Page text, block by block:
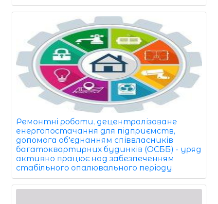
Ремонтні роботи, децентралізоване
енергопостачання для підприємств,
допомога об'єднанням співвласників
багатоквартирних будинків (ОСББ) - уряд
активно працює над забезпеченням
стабільного опалювального періоду.